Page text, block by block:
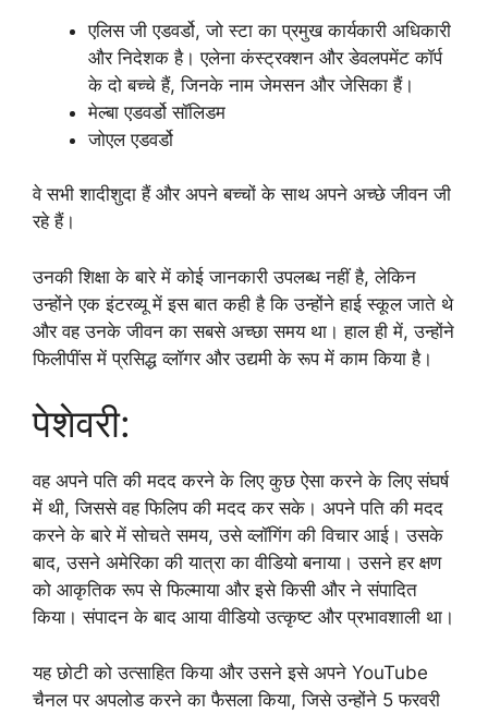
एलिस जी एडवर्डो, जो स्टा का प्रमुख कार्यकारी अधिकारी
और निदेशक है। एलेना कंस्ट्रक्शन और डेवलपमेंट कॉर्प
के दो बच्चे हैं, जिनके नाम जेमसन और जेसिका हैं।
मेल्बा एडवर्डो सॉलिडम
जोएल एडवर्डो
वे सभी शादीशुदा हैं और अपने बच्चों के साथ अपने अच्छे जीवन जी
रहे हैं।
उनकी शिक्षा के बारे में कोई जानकारी उपलब्ध नहीं है, लेकिन
उन्होंने एक इंटरव्यू में इस बात कही है कि उन्होंने हाई स्कूल जाते थे
और वह उनके जीवन का सबसे अच्छा समय था। हाल ही में, उन्होंने
फिलीपींस में प्रसिद्ध व्लॉगर और उद्यमी के रूप में काम किया है।
पेशेवरी:
वह अपने पति की मदद करने के लिए कुछ ऐसा करने के लिए संघर्ष
में थी, जिससे वह फिलिप की मदद कर सके। अपने पति की मदद
करने के बारे में सोचते समय, उसे व्लॉगिंग की विचार आई। उसके
बाद, उसने अमेरिका की यात्रा का वीडियो बनाया। उसने हर क्षण
को आकृतिक रूप से फिल्माया और इसे किसी और ने संपादित
किया। संपादन के बाद आया वीडियो उत्कृष्ट और प्रभावशाली था।
यह छोटी को उत्साहित किया और उसने इसे अपने YouTube
चैनल पर अपलोड करने का फैसला किया, जिसे उन्होंने 5 फरवरी